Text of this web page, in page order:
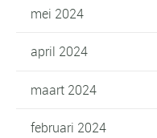
mei 2024
april 2024
maart 2024
februari 2024